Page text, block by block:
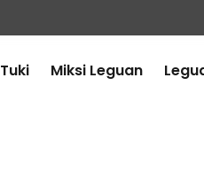
Tuki Miksi Leguan